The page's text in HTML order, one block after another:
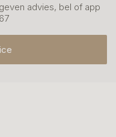
advies, bel of app